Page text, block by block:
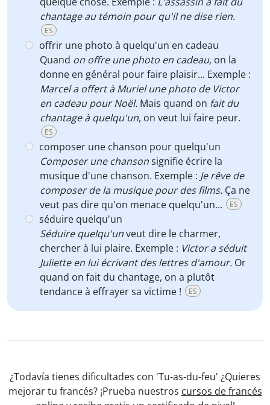
chantage au témoin pour qu'il ne dise rien.
ES
offrir une photo à quelqu'un en cadeau
Quand on offre une photo en cadeau, on la
donne en général pour faire plaisir... Exemple :
Marcel a offert à Muriel une photo de Victor
en cadeau pour Noël. Mais quand on fait du
chantage à quelqu'un, on veut lui faire peur.
ES
composer une chanson pour quelqu'un
Composer une chansonsignifie écrire la
musique d'une chanson. Exemple : Je rêve de
composer de la musique pour des films. Ça ne
veut pas dire qu'on menace quelqu'un...
ES
séduire quelqu'un
Séduire quelqu'unveut dire le charmer,
chercher à lui plaire. Exemple : Victor a séduit
Juliette en lui écrivant des lettres d'amour. Or
quand on fait du chantage, on a plutôt
tendance à effrayer sa victime !
ES
¿Todavía tienes dificultades con 'Tu-as-du-feu' ¿Quieres
mejorar tu francés? ¡Prueba nuestros cursos de francés